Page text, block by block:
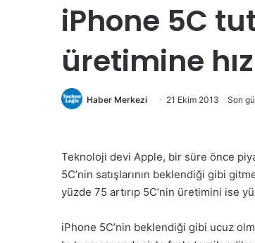
iPhone 5C
üretimine
Haber Merkezi 21 Ekim 2013 Son
Teknoloji devi Apple, bir süre önce
5C’nin satışlarının beklendiği gibi
yüzde 75 artırıp 5C’nin üretimini ise
iPhone 5C’nin beklendiği gibi ucuz